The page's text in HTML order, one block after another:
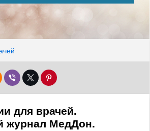
для врачей.
журнал МедДон.